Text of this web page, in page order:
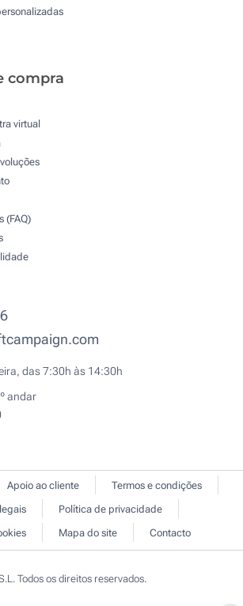
compra
virtual
(FAQ)
das 7:30h às 14:30h
andar
Apoio ao cliente
Termos e condições
Política de privacidade
Mapa do site Contacto
Todos os direitos reservados.